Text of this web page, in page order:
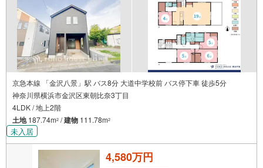
京急本線 「金沢八景」駅 バス8分 大道中学校前 バス停下車 徒歩5分
神奈川県横浜市金沢区東朝比奈3丁目
4LDK / 地上2階
土地187.74m2 /建物 111.78m2
未入居
4,580万円